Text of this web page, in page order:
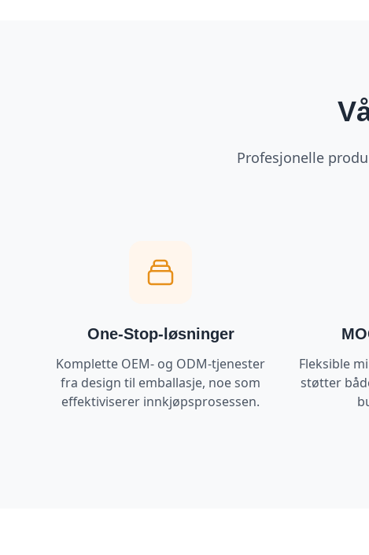
Profesjonelle
One-Stop-løsninger
Komplette OEM- og ODM-tjenester
fra design til emballasje, noe som
effektiviserer innkjøpsprosessen.
Fleksible
støtter